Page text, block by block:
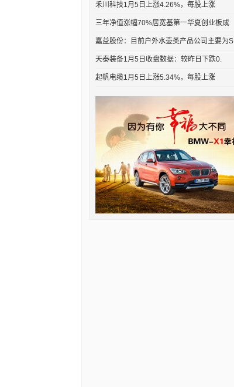
禾川科技1月5日上涨4.26%，每股上涨
三年净值涨幅70%居宽基第一华夏创业板成
嘉益股份：目前户外水壶类产品公司主要为S
天秦装备1月5日收盘数据：较昨日下跌0.
起帆电缆1月5日上涨5.34%，每股上涨